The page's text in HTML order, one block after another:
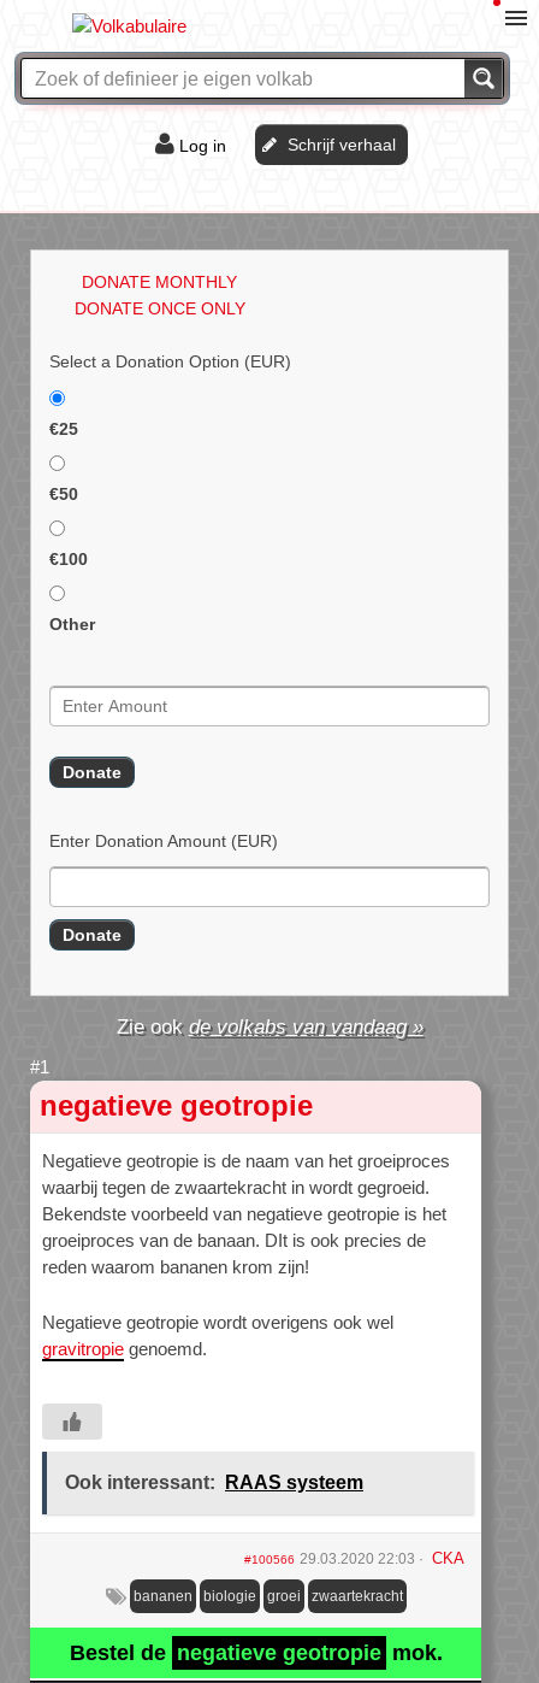
Log in Schrijf verhaal
DONATE MONTHLY
DONATE ONCE ONLY
Select a Donation Option (EUR)
€25
€50
€100
Other
Enter Donation Amount (EUR)
de volkabs van vandaag »
negatieve geotropie
Negatieve geotropie is de naam van het groeiproces
waarbij tegen de zwaartekracht in wordt gegroeid.
Bekendste voorbeeld van negatieve geotropie is het
groeiproces van de banaan. DIt is ook precies de
reden waarom bananen krom zijn!
Negatieve geotropie wordt overigens ook wel
gravitropie genoemd.
Ook interessant: RAAS systeem
#100566 29.03.2020 22:03 CKA
bananen biologie groei zwaartekracht
Bestel de negatieve geotropie mok.